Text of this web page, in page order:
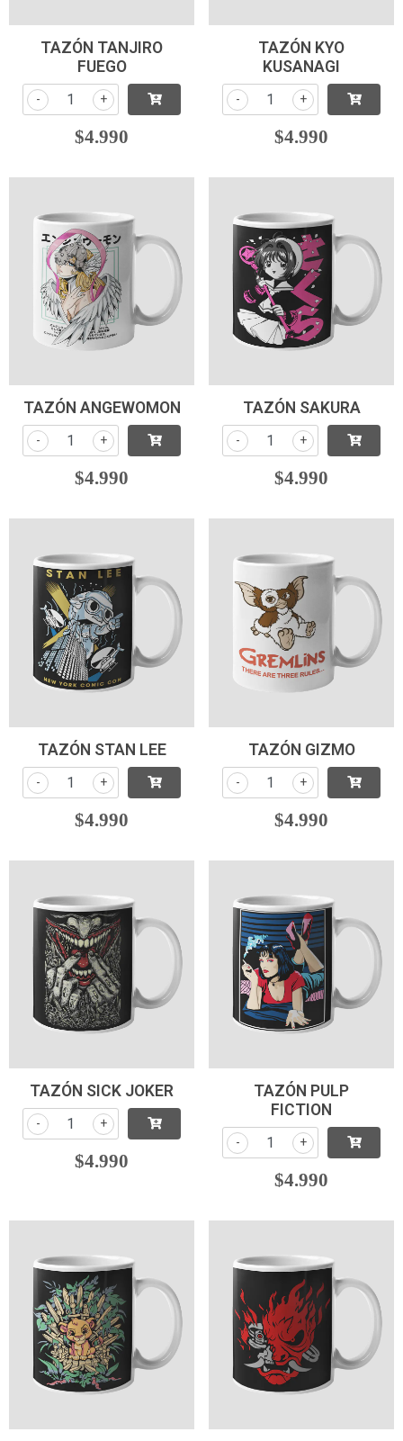
TAZÓN TANJIRO
FUEGO
+
-
$4.990
TAZÓN KYO
KUSANAGI
+
-
$4.990
TAZÓN ANGEWOMON
+
-
$4.990
TAZÓN SAKURA
+
-
$4.990
TAZÓN STAN LEE
+
-
$4.990
TAZÓN GIZMO
+
-
$4.990
TAZÓN SICK JOKER
+
-
$4.990
TAZÓN PULP
FICTION
+
-
$4.990